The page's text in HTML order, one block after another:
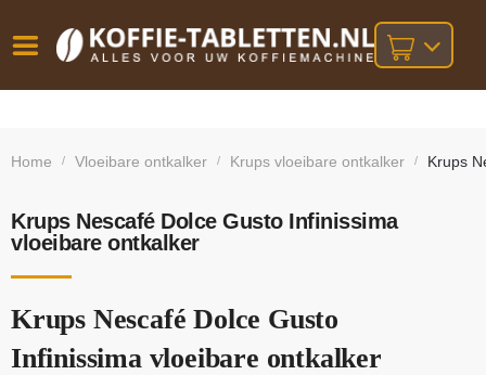
besteld,
bij orders
Home / Vloeibare ontkalker / Krups vloeibare ontkalker / Krups
Krups Nescafé Dolce Gusto Infinissima
vloeibare ontkalker
Krups Nescafé Dolce Gusto
Infinissima vloeibare ontkalker